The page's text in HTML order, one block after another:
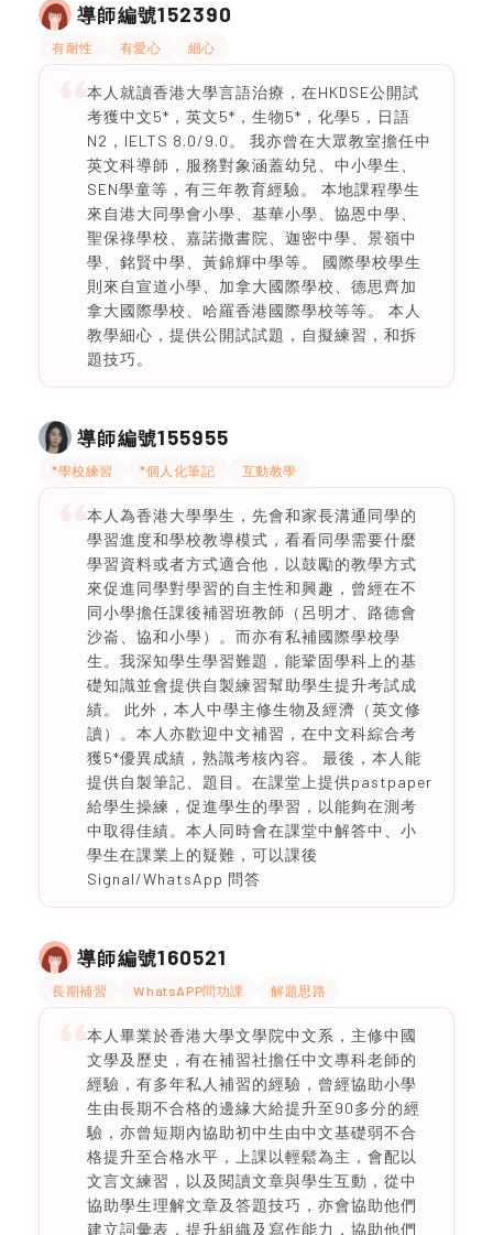
導師編號152390
有耐性 有愛心 細心
本人就讀香港大學言語治療，在HKDSE公開試
考獲中文5*，英文5*，生物5*，化學5，日語
N2，IELTS 8.0/9.0。 我亦曾在大眾教室擔任中
英文科導師，服務對象涵蓋幼兒、中小學生、
SEN學童等，有三年教育經驗。 本地課程學生
來自港大同學會小學、基華小學、協恩中學、
聖保祿學校、嘉諾撒書院、迦密中學、景嶺中
學、銘賢中學、黃錦輝中學等。 國際學校學生
則來自宣道小學、加拿大國際學校、德思齊加
拿大國際學校、哈羅香港國際學校等等。 本人
教學細心，提供公開試試題，自擬練習，和拆
題技巧。
導師編號155955
*學校練習 *個人化筆記 互動教學
本人為香港大學學生，先會和家長溝通同學的
學習進度和學校教導模式，看看同學需要什麼
學習資料或者方式適合他，以鼓勵的教學方式
來促進同學對學習的自主性和興趣，曾經在不
同小學擔任課後補習班教師（呂明才、路德會
沙崙、協和小學）。而亦有私補國際學校學
生。我深知學生學習難題，能鞏固學科上的基
礎知識並會提供自製練習幫助學生提升考試成
績。 此外，本人中學主修生物及經濟（英文修
讀）。本人亦歡迎中文補習，在中文科綜合考
獲5*優異成績，熟識考核內容。 最後，本人能
提供自製筆記、題目。在課堂上提供pastpaper
給學生操練，促進學生的學習，以能夠在測考
中取得佳績。本人同時會在課堂中解答中、小
學生在課業上的疑難，可以課後
Signal/WhatsApp 問答
導師編號160521
長期補習 WhatsAPP問功課 解題思路
本人畢業於香港大學文學院中文系，主修中國
文學及歷史，有在補習社擔任中文專科老師的
經驗，有多年私人補習的經驗，曾經協助小學
生由長期不合格的邊緣大給提升至90多分的經
驗，亦曾短期內協助初中生由中文基礎弱不合
格提升至合格水平，上課以輕鬆為主，會配以
文言文練習，以及閱讀文章與學生互動，從中
協助學生理解文章及答題技巧，亦會協助他們
建立詞彙表，提升組織及寫作能力，協助他們